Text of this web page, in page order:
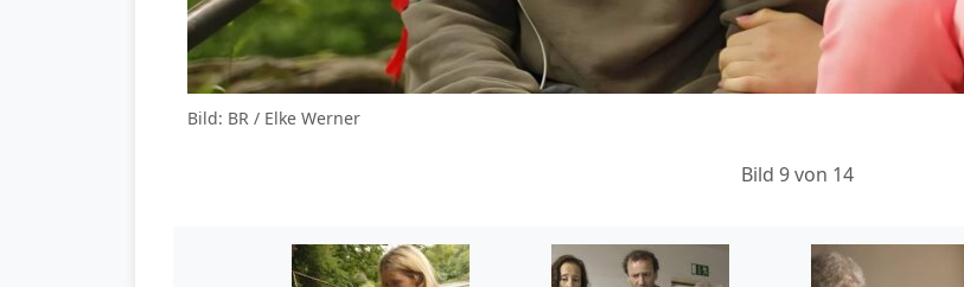
Bild: BR / Elke Werner
Bild 9 von 14